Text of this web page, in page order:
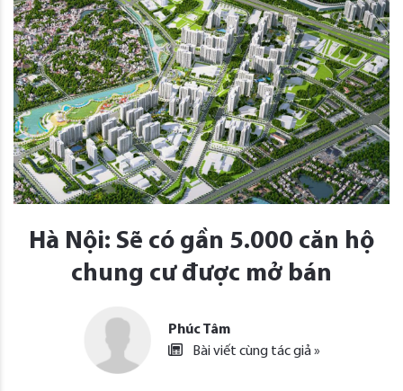
Hà Nội: Sẽ có gần 5.000 căn hộ
chung cư được mở bán
Phúc Tâm
Bài viết cùng tác giả »